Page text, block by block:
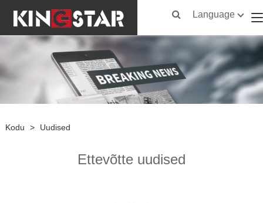
Language
Kodu > Uudised
Ettevõtte uudised